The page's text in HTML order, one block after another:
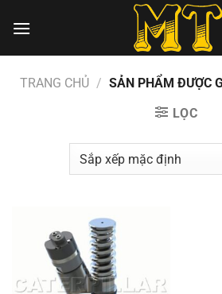
đến
TRANG CHỦ / SẢN PHẨM ĐƯỢC
LỌC